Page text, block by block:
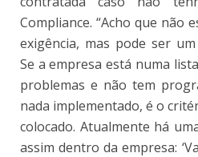
Compliance. “Acho que não
exigência, mas pode ser
Se a empresa está numa
problemas e não tem
nada implementado, é o
colocado. Atualmente há
assim dentro da empresa: